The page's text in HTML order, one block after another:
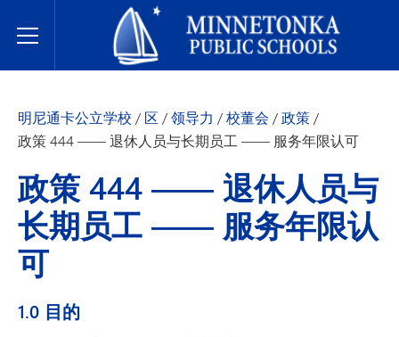
Toggle Menu
明尼通卡公立学校
明尼通卡公立学校 / 区/领导力 /校董会 /政策/
政策 444 —— 退休人员与长期员工 —— 服务年限认可
政策 444 —— 退休人员与
长期员工 —— 服务年限认
可
1.0 目的